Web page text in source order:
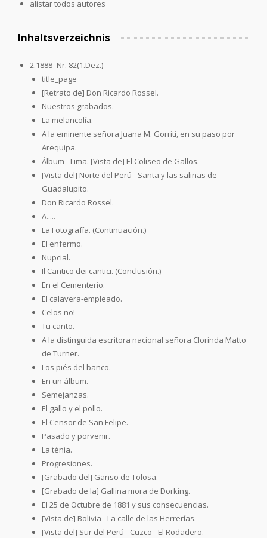
alistar todos autores
Inhaltsverzeichnis
2.1888=Nr. 82(1.Dez.)
title_page
[Retrato de] Don Ricardo Rossel.
Nuestros grabados.
La melancolía.
A la eminente señora Juana M. Gorriti, en su paso por
Arequipa.
Álbum - Lima. [Vista de] El Coliseo de Gallos.
[Vista del] Norte del Perú - Santa y las salinas de
Guadalupito.
Don Ricardo Rossel.
A.....
La Fotografía. (Continuación.)
El enfermo.
Nupcial.
Il Cantico dei cantici. (Conclusión.)
En el Cementerio.
El calavera-empleado.
Celos no!
Tu canto.
A la distinguida escritora nacional señora Clorinda Matto
de Turner.
Los piés del banco.
En un álbum.
Semejanzas.
El gallo y el pollo.
El Censor de San Felipe.
Pasado y porvenir.
La ténia.
Progresiones.
[Grabado del] Ganso de Tolosa.
[Grabado de la] Gallina mora de Dorking.
El 25 de Octubre de 1881 y sus consecuencias.
[Vista de] Bolivia - La calle de las Herrerías.
[Vista del] Sur del Perú - Cuzco - El Rodadero.